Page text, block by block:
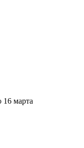
16 марта